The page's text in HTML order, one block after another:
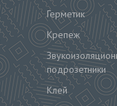
Герметик
Крепеж
подрозетники
Клей